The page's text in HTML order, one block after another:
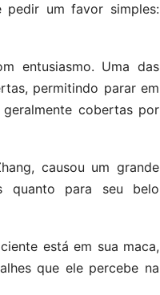
pedir um favor simples:
entusiasmo. Uma das
permitindo parar em
cobertas por
causou um grande
quanto para seu belo
está em sua maca,
que ele percebe na